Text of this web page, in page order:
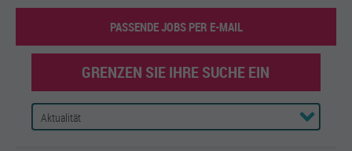
PASSENDE JOBS PER E-MAIL
GRENZEN SIE IHRE SUCHE EIN